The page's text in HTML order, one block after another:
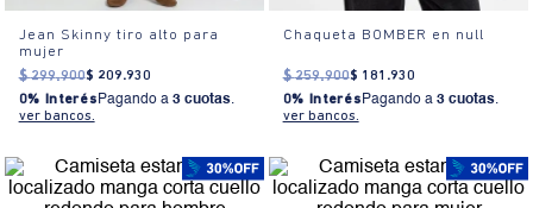
Jean Skinny tiro alto para
mujer
$ 299.900$ 209.930
0% Interés Pagando a 3 cuotas.
ver bancos.
Chaqueta BOMBER en null
$ 259.900$ 181 .930
0% Interés Pagando a 3 cuotas.
ver bancos.